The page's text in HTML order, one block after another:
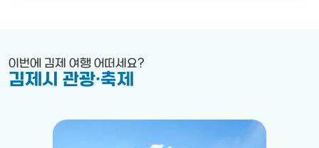
이번에 김제 여행 어떠세요?
김제시 관광·축제